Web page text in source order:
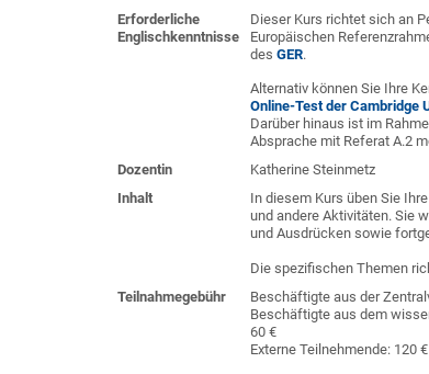
Erforderliche
Englischkenntnisse
Dieser Kurs richtet sich an
Europäischen
des GER.
Alternativ können Sie Ihre
Online-Test der Cambridge
Darüber hinaus ist im
Absprache mit Referat A.2
Dozentin
Katherine Steinmetz
Inhalt
In diesem Kurs üben Sie
und andere Aktivitäten. Sie
und Ausdrücken sowie
Die spezifischen Themen
Teilnahmegebühr
Beschäftigte aus der
Beschäftigte aus dem
60 €
Externe Teilnehmende: 120 €